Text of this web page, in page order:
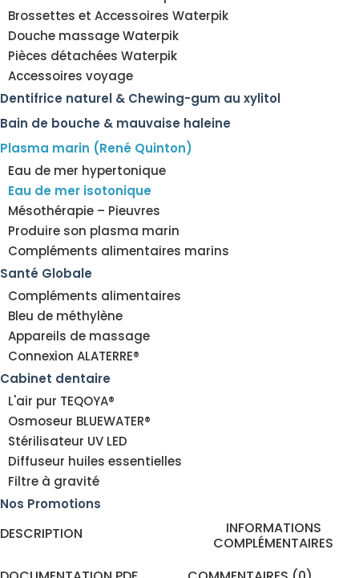
Brossettes et Accessoires Waterpik
Douche massage Waterpik
Pièces détachées Waterpik
Accessoires voyage
Dentifrice naturel & Chewing-gum au xylitol
Bain de bouche & mauvaise haleine
Plasma marin (René Quinton)
Eau de mer hypertonique
Eau de mer isotonique
Mésothérapie – Pieuvres
Produire son plasma marin
Compléments alimentaires marins
Santé Globale
Compléments alimentaires
Bleu de méthylène
Appareils de massage
Connexion ALATERRE®
Cabinet dentaire
L'air pur TEQOYA®
Osmoseur BLUEWATER®
Stérilisateur UV LED
Diffuseur huiles essentielles
Filtre à gravité
Nos Promotions
DESCRIPTION
INFORMATIONS
COMPLÉMENTAIRES